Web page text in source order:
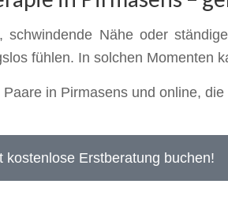
schwindende Nähe oder
fühlen. In solchen Momenten
Paare in Pirmasens und online,
kostenlose Erstberatung buchen!